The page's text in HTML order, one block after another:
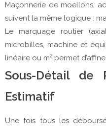
Maçonnerie de moellons,
suivent la même logique :
Le marquage routier
microbilles, machine et
linéaire ou m² permet
Sous-Détail de
Estimatif
Une fois tous les